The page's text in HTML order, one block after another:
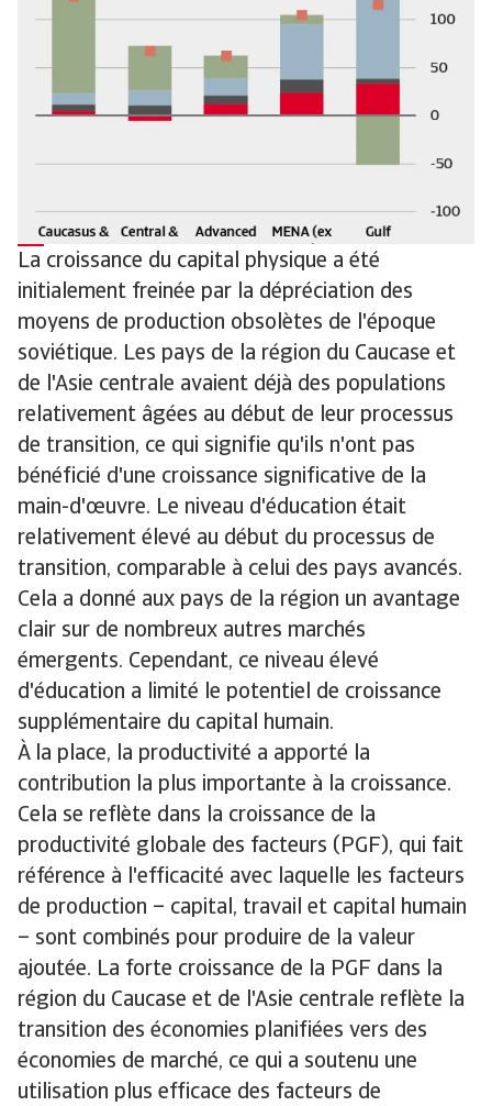
La croissance du capital physique a été
initialement freinée par la dépréciation des
moyens de production obsolètes de l'époque
soviétique. Les pays de la région du Caucase et
de l'Asie centrale avaient déjà des populations
relativement âgées au début de leur processus
de transition, ce qui signifie qu'ils n'ont pas
bénéficié d'une croissance significative de la
main-d'œuvre. Le niveau d'éducation était
relativement élevé au début du processus de
transition, comparable à celui des pays avancés.
Cela a donné aux pays de la région un avantage
clair sur de nombreux autres marchés
émergents. Cependant, ce niveau élevé
d'éducation a limité le potentiel de croissance
supplémentaire du capital humain.
À la place, la productivité a apporté la
contribution la plus importante à la croissance.
Cela se reflète dans la croissance de la
productivité globale des facteurs (PGF), qui fait
référence à l'efficacité avec laquelle les facteurs
de production – capital, travail et capital humain
– sont combinés pour produire de la valeur
ajoutée. La forte croissance de la PGF dans la
région du Caucase et de l'Asie centrale reflète la
transition des économies planifiées vers des
économies de marché, ce qui a soutenu une
utilisation plus efficace des facteurs de